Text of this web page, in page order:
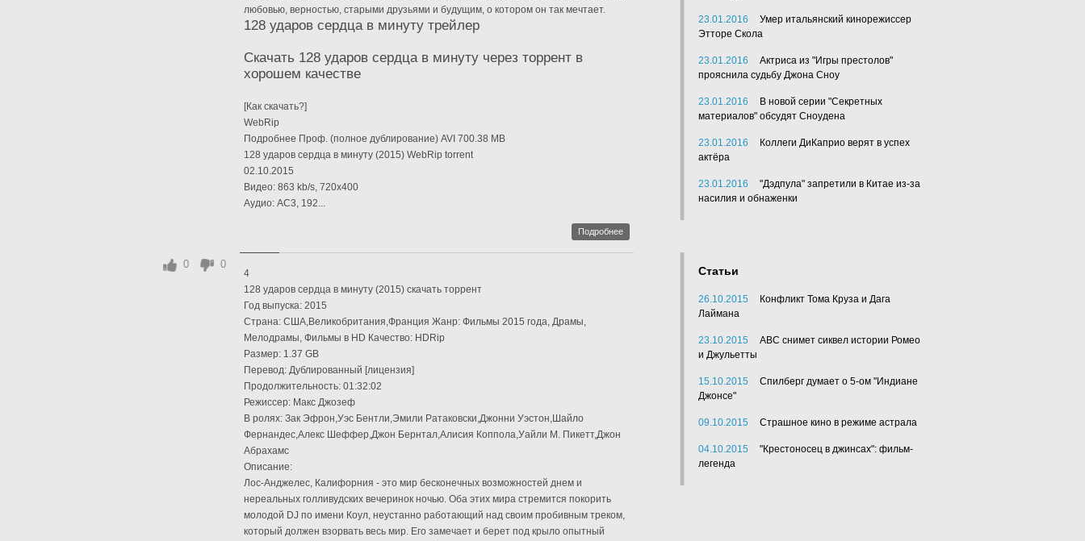
любовью, верностью, старыми друзьями и будущим, о котором он так мечтает.
128 ударов сердца в минуту трейлер
Скачать 128 ударов сердца в минуту через торрент в
хорошем качестве
[Как скачать?]
WebRip
Подробнее Проф. (полное дублирование) AVI 700.38 MB
128 ударов сердца в минуту (2015) WebRip torrent
02.10.2015
Видео: 863 kb/s, 720x400
Аудио: AC3, 192...
Подробнее
4
128 ударов сердца в минуту (2015) скачать торрент
Год выпуска: 2015
Страна: США,Великобритания,Франция Жанр: Фильмы 2015 года, Драмы,
Мелодрамы, Фильмы в HD Качество: HDRip
Размер: 1.37 GB
Перевод: Дублированный [лицензия]
Продолжительность: 01:32:02
Режиссер: Макс Джозеф
В ролях: Зак Эфрон,Уэс Бентли,Эмили Ратаковски,Джонни Уэстон,Шайло
Фернандес,Алекс Шеффер,Джон Бернтал,Алисия Коппола,Уайли М. Пикетт,Джон
Абрахамс
Описание:
Лос-Анджелес, Калифорния - это мир бесконечных возможностей днем и
нереальных голливудских вечеринок ночью. Оба этих мира стремится покорить
молодой DJ по имени Коул, неустанно работающий над своим пробивным треком,
который должен взорвать весь мир. Его замечает и берет под крыло опытный
0 0
23.01.2016
Умер итальянский кинорежиссер
Этторе Скола
23.01.2016
Актриса из "Игры престолов"
прояснила судьбу Джона Сноу
23.01.2016
В новой серии "Секретных
материалов" обсудят Сноудена
23.01.2016
Коллеги ДиКаприо верят в успех
актёра
23.01.2016
"Дэдпула" запретили в Китае из-за
насилия и обнаженки
Статьи
26.10.2015
Конфликт Тома Круза и Дага
Лаймана
23.10.2015
АВС снимет сиквел истории Ромео
и Джульетты
15.10.2015
Спилберг думает о 5-ом "Индиане
Джонсе"
09.10.2015 Страшное кино в режиме астрала
04.10.2015
"Крестоносец в джинсах": фильм-
легенда